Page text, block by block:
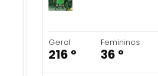
Geral
216 º
Femininos
36 º